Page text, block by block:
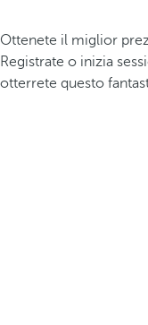
Ottenete il miglior
Registrate o inizia
otterrete questo